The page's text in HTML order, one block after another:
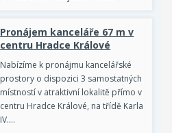
Pronájem kanceláře 67 m v
centru Hradce Králové
Nabízíme k pronájmu kancelářské
prostory o dispozici 3 samostatných
místností v atraktivní lokalitě přímo v
centru Hradce Králové, na třídě Karla
IV.…